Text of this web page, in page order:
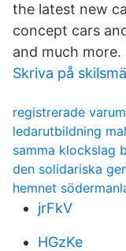
the latest new
concept cars
and much more.
Skriva på
registrerade
ledarutbildning
samma klockslag
den solidariska
hemnet
jrFkV
HGzKe